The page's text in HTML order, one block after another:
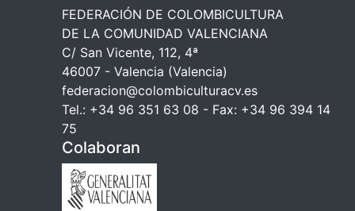
FEDERACIÓN DE COLOMBICULTURA
DE LA COMUNIDAD VALENCIANA
C/ San Vicente, 112, 4ª
46007 - Valencia (Valencia)
federacion@colombiculturacv.es
Tel.: +34 96 351 63 08 - Fax: +34 96 394 14
75
Colaboran